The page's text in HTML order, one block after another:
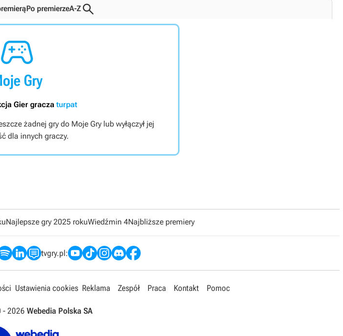
Po premierzeA-Z

Gry
Gier gracza turpat
żadnej gry do Moje Gry lub wyłączył jej
dla innych graczy.
Najlepsze gry 2025 rokuWiedźmin 4Najbliższe premiery
tvgry.pl:
Ustawienia cookies Reklama Zespół Praca Kontakt Pomoc
- 2026 Webedia Polska SA